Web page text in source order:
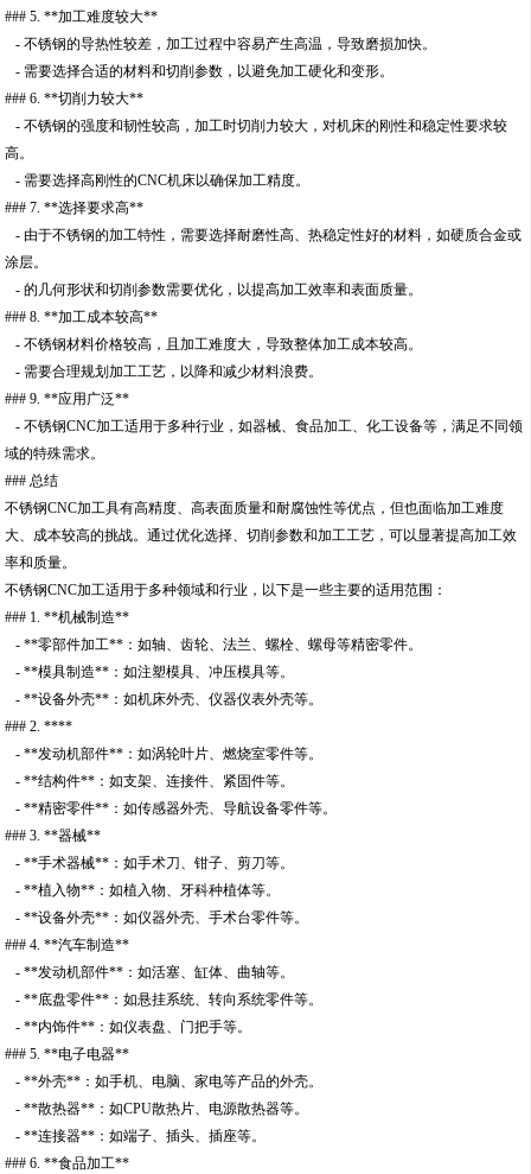
### 5. **加工难度较大**
- 不锈钢的导热性较差，加工过程中容易产生高温，导致磨损加快。
- 需要选择合适的材料和切削参数，以避免加工硬化和变形。
### 6. **切削力较大**
- 不锈钢的强度和韧性较高，加工时切削力较大，对机床的刚性和稳定性要求较
高。
- 需要选择高刚性的CNC机床以确保加工精度。
### 7. **选择要求高**
- 由于不锈钢的加工特性，需要选择耐磨性高、热稳定性好的材料，如硬质合金或
涂层。
- 的几何形状和切削参数需要优化，以提高加工效率和表面质量。
### 8. **加工成本较高**
- 不锈钢材料价格较高，且加工难度大，导致整体加工成本较高。
- 需要合理规划加工工艺，以降和减少材料浪费。
### 9. **应用广泛**
- 不锈钢CNC加工适用于多种行业，如器械、食品加工、化工设备等，满足不同领
域的特殊需求。
### 总结
不锈钢CNC加工具有高精度、高表面质量和耐腐蚀性等优点，但也面临加工难度
大、成本较高的挑战。通过优化选择、切削参数和加工工艺，可以显著提高加工效
率和质量。
不锈钢CNC加工适用于多种领域和行业，以下是一些主要的适用范围：
### 1. **机械制造**
- **零部件加工**：如轴、齿轮、法兰、螺栓、螺母等精密零件。
- **模具制造**：如注塑模具、冲压模具等。
- **设备外壳**：如机床外壳、仪器仪表外壳等。
### 2. ****
- **发动机部件**：如涡轮叶片、燃烧室零件等。
- **结构件**：如支架、连接件、紧固件等。
- **精密零件**：如传感器外壳、导航设备零件等。
### 3. **器械**
- **手术器械**：如手术刀、钳子、剪刀等。
- **植入物**：如植入物、牙科种植体等。
- **设备外壳**：如仪器外壳、手术台零件等。
### 4. **汽车制造**
- **发动机部件**：如活塞、缸体、曲轴等。
- **底盘零件**：如悬挂系统、转向系统零件等。
- **内饰件**：如仪表盘、门把手等。
### 5. **电子电器**
- **外壳**：如手机、电脑、家电等产品的外壳。
- **散热器**：如CPU散热片、电源散热器等。
- **连接器**：如端子、插头、插座等。
### 6. **食品加工**